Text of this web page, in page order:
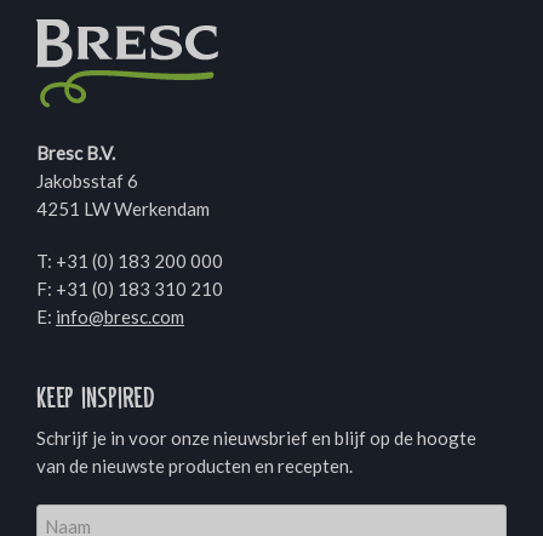
Bresc B.V.
Jakobsstaf 6
4251 LW Werkendam
T: +31 (0) 183 200 000
F: +31 (0) 183 310 210
E: info@bresc.com
Keep inspired
Schrijf je in voor onze nieuwsbrief en blijf op de hoogte
van de nieuwste producten en recepten.